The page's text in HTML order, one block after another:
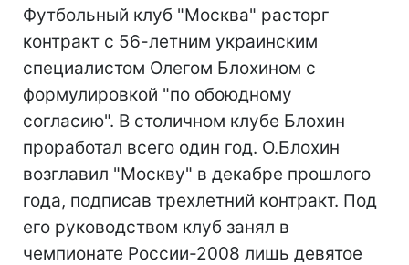
Футбольный клуб "Москва" расторг
контракт с 56-летним украинским
специалистом Олегом Блохином с
формулировкой "по обоюдному
согласию". В столичном клубе Блохин
проработал всего один год. О.Блохин
возглавил "Москву" в декабре прошлого
года, подписав трехлетний контракт. Под
его руководством клуб занял в
чемпионате России-2008 лишь девятое